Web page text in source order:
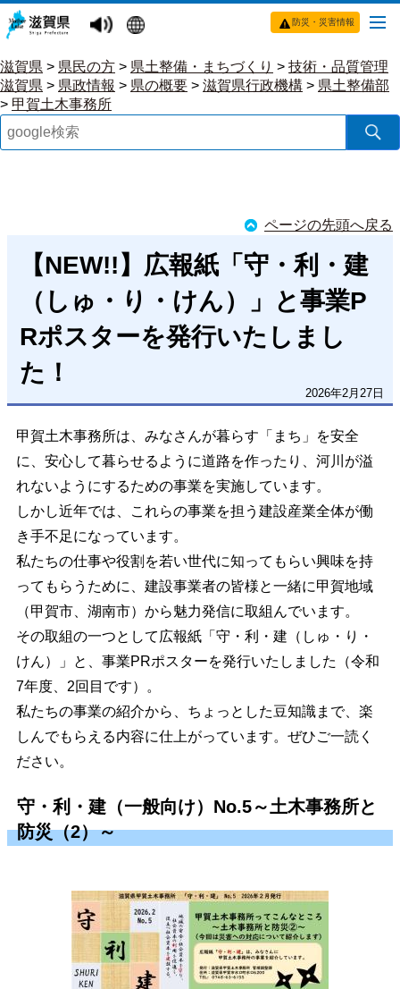
防災・災害情報
滋賀県 > 県民の方 > 県土整備・まちづくり > 技術・品質管理
滋賀県 > 県政情報 > 県の概要 > 滋賀県行政機構 > 県土整備部
> 甲賀土木事務所
ページの先頭へ戻る
【NEW!!】広報紙「守・利・建
（しゅ・り・けん）」と事業P
Rポスターを発行いたしまし
た！
2026年2月27日
甲賀土木事務所は、みなさんが暮らす「まち」を安全
に、安心して暮らせるように道路を作ったり、河川が溢
れないようにするための事業を実施しています。
しかし近年では、これらの事業を担う建設産業全体が働
き手不足になっています。
私たちの仕事や役割を若い世代に知ってもらい興味を持
ってもらうために、建設事業者の皆様と一緒に甲賀地域
（甲賀市、湖南市）から魅力発信に取組んでいます。
その取組の一つとして広報紙「守・利・建（しゅ・り・
けん）」と、事業PRポスターを発行いたしました（令和
7年度、2回目です）。
私たちの事業の紹介から、ちょっとした豆知識まで、楽
しんでもらえる内容に仕上がっています。ぜひご一読く
ださい。
守・利・建（一般向け）No.5～土木事務所と
防災（2）～